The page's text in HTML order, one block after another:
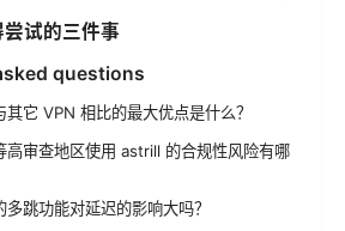
试的三件事
questions
它 VPN 相比的最大优点是什么？
高审查地区使用 astrill 的合规性风险有哪
跳功能对延迟的影响大吗？